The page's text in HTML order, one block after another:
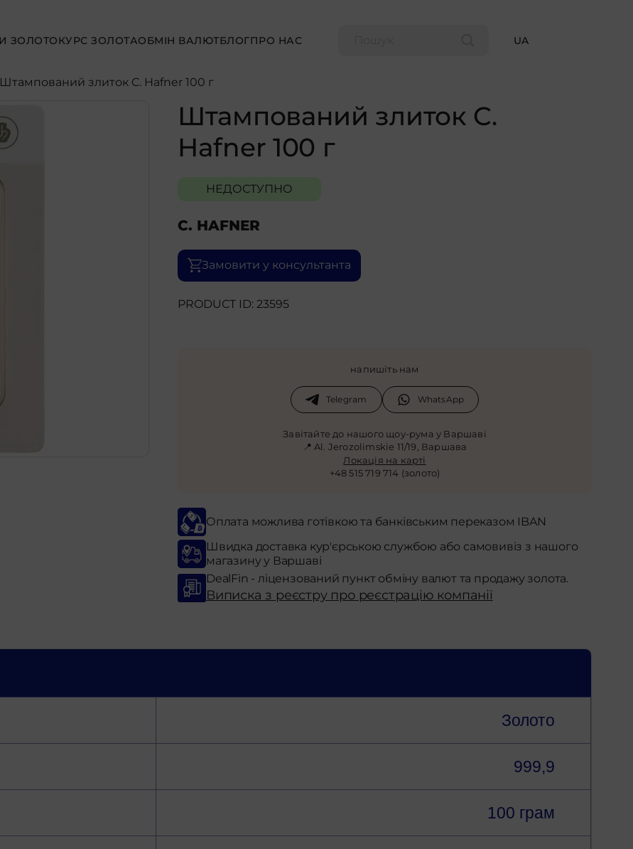
ЗОЛОТОКУРС ЗОЛОТАОБМІН ВАЛЮТБЛОГПРО НАС UA
злиток C. Hafner 100 г
Штампований злиток C.
Hafner 100 г
НЕДОСТУПНО
C. HAFNER
Замовити у консультанта
PRODUCT ID: 23595
напишіть нам
Telegram WhatsApp
Завітайте до нашого щоу-рума у Варшаві
📍 Al. Jerozolimskie 11/19, Варшава
Локація на карті
+48 515 719 714 (золото)
Оплата можлива готівкою та банківським переказом IBAN
Швидка доставка кур'єрською службою або самовивіз з нашого
магазину у Варшаві
DealFin - ліцензований пункт обміну валют та продажу золота.
Виписка з реєстру про реєстрацію компанії
Золото
999,9
100 грам